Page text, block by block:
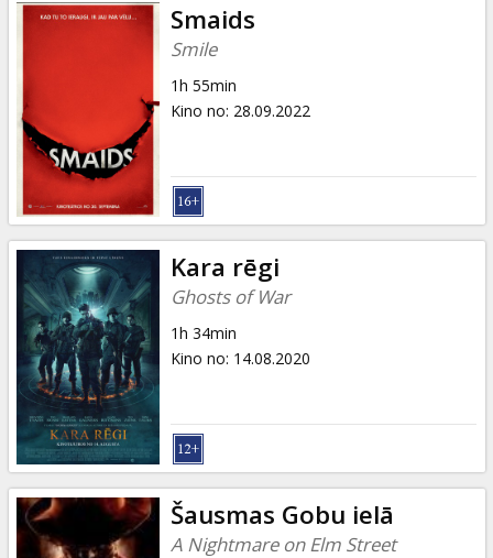
Smaids
Smile
1h 55min
Kino no: 28.09.2022
Kara rēgi
Ghosts of War
1h 34min
Kino no: 14.08.2020
Šausmas Gobu ielā
A Nightmare on Elm Street